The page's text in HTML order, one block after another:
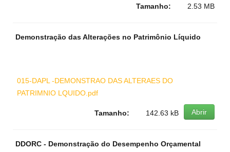
Tamanho: 2.53 MB
Demonstração das Alterações no Patrimônio Líquido
015-DAPL -DEMONSTRAO DAS ALTERAES DO
PATRIMNIO LQUIDO.pdf
Abrir
Tamanho: 142.63 kB
DDORC - Demonstração do Desempenho Orçamental